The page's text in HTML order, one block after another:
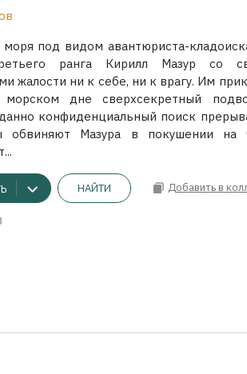
под видом авантюриста-
ранга Кирилл Мазур со
жалости ни к себе, ни к врагу. Им
дне сверхсекретный
конфиденциальный поиск
обвиняют Мазура в покушении на
НАЙТИ Добавить в